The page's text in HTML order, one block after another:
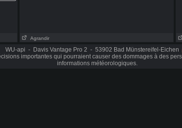
Agrandir
WU-api - Davis Vantage Pro 2 - 53902 Bad Münstereifel-Eichen
importantes qui pourraient causer des dommages à des
informations météorologiques.